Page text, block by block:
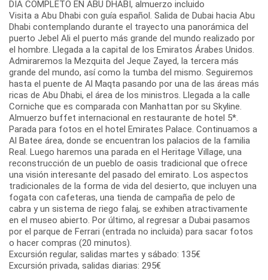
DIA COMPLETO EN ABU DHABI, almuerzo incluido
Visita a Abu Dhabi con guía español. Salida de Dubai hacia Abu
Dhabi contemplando durante el trayecto una panorámica del
puerto Jebel Ali el puerto más grande del mundo realizado por
el hombre. Llegada a la capital de los Emiratos Árabes Unidos.
Admiraremos la Mezquita del Jeque Zayed, la tercera más
grande del mundo, así como la tumba del mismo. Seguiremos
hasta el puente de Al Maqta pasando por una de las áreas más
ricas de Abu Dhabi, el área de los ministros. Llegada a la calle
Corniche que es comparada con Manhattan por su Skyline.
Almuerzo buffet internacional en restaurante de hotel 5*.
Parada para fotos en el hotel Emirates Palace. Continuamos a
Al Batee área, donde se encuentran los palacios de la familia
Real. Luego haremos una parada en el Heritage Village, una
reconstrucción de un pueblo de oasis tradicional que ofrece
una visión interesante del pasado del emirato. Los aspectos
tradicionales de la forma de vida del desierto, que incluyen una
fogata con cafeteras, una tienda de campaña de pelo de
cabra y un sistema de riego falaj, se exhiben atractivamente
en el museo abierto. Por último, al regresar a Dubai pasamos
por el parque de Ferrari (entrada no incluida) para sacar fotos
o hacer compras (20 minutos).
Excursión regular, salidas martes y sábado: 135€
Excursión privada, salidas diarias: 295€